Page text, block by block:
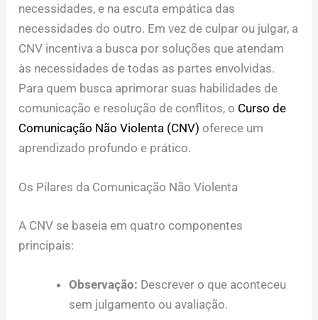
necessidades, e na escuta empática das
necessidades do outro. Em vez de culpar ou julgar, a
CNV incentiva a busca por soluções que atendam
às necessidades de todas as partes envolvidas.
Para quem busca aprimorar suas habilidades de
comunicação e resolução de conflitos, o Curso de
Comunicação Não Violenta (CNV) oferece um
aprendizado profundo e prático.
Os Pilares da Comunicação Não Violenta
A CNV se baseia em quatro componentes
principais:
Observação: Descrever o que aconteceu
sem julgamento ou avaliação.